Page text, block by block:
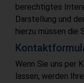
berechtigtes
Darstellung und
hierzu müssen die
Wenn Sie uns per
lassen, werden